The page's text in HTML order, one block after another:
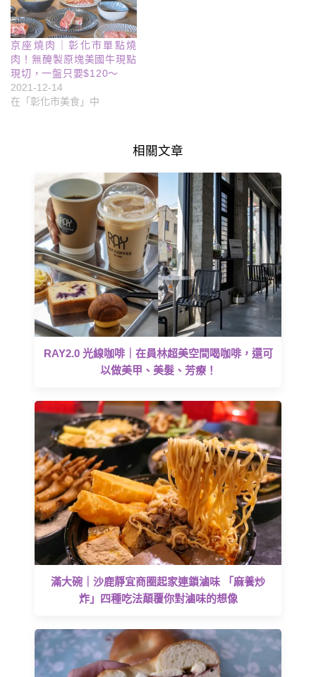
京座燒肉｜彰化市單點燒
肉！無醃製原塊美國牛現點
現切，一盤只要$120～
2021-12-14
在「彰化市美食」中
相關文章
RAY2.0 光線咖啡｜在員林超美空間喝咖啡，還可
以做美甲、美髮、芳療！
滿大碗｜沙鹿靜宜商圈起家連鎖滷味 「麻養炒
炸」四種吃法顛覆你對滷味的想像